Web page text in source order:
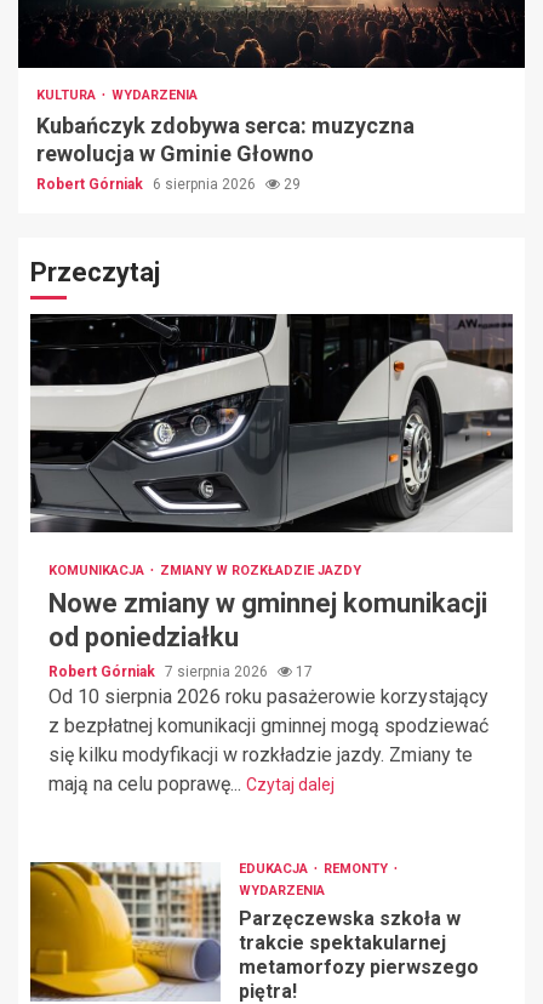
KULTURA WYDARZENIA
Kubańczyk zdobywa serca: muzyczna
rewolucja w Gminie Głowno
Robert Górniak 6 sierpnia 2026 29
Przeczytaj
KOMUNIKACJA ZMIANY W ROZKŁADZIE JAZDY
Nowe zmiany w gminnej komunikacji
od poniedziałku
Robert Górniak 7 sierpnia 2026 17
Od 10 sierpnia 2026 roku pasażerowie korzystający
z bezpłatnej komunikacji gminnej mogą spodziewać
się kilku modyfikacji w rozkładzie jazdy. Zmiany te
mają na celu poprawę... Czytaj dalej
EDUKACJA
REMONTY
WYDARZENIA
Parzęczewska szkoła w
trakcie spektakularnej
metamorfozy pierwszego
piętra!